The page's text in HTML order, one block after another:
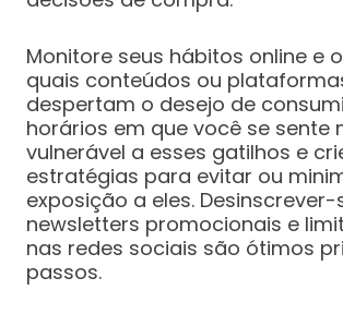
Monitore seus hábitos online e
quais conteúdos ou
despertam o desejo de
horários em que você se sente
vulnerável a esses gatilhos e
estratégias para evitar ou
exposição a eles. Desinscrever-
newsletters promocionais e
nas redes sociais são ótimos
passos.